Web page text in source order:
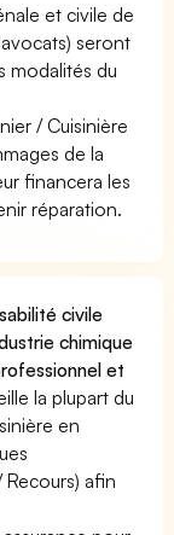
et civile de
seront
modalités du
/ Cuisinière
de la
financera les
réparation.
civile
chimique
et
la plupart du
en
afin